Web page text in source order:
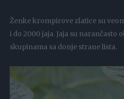
Ženke krompirove zlatice su
i do 2000 jaja. Jaja su narančasto
skupinama sa donje strane lista.